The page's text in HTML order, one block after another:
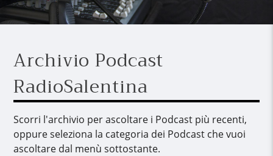
Archivio Podcast
RadioSalentina
Scorri l'archivio per ascoltare i Podcast più recenti,
oppure seleziona la categoria dei Podcast che vuoi
ascoltare dal menù sottostante.